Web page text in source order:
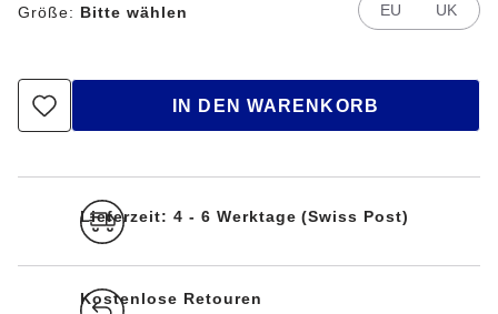
Größe: Bitte wählen EU UK
IN DEN WARENKORB
Lieferzeit: 4 - 6 Werktage (Swiss Post)
Kostenlose Retouren